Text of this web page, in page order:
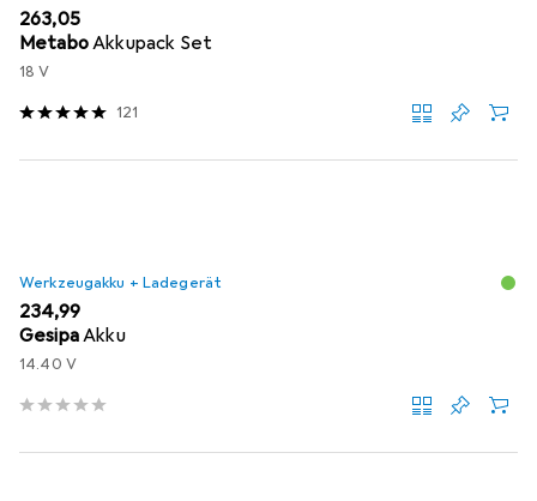
EUR
263,05
MetaboAkkupack Set
18 V
121
Werkzeugakku + Ladegerät
EUR
234,99
GesipaAkku
14.40 V